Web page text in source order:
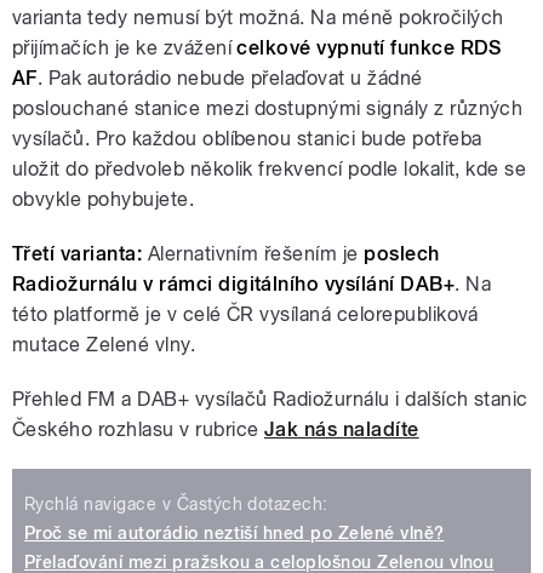
varianta tedy nemusí být možná. Na méně pokročilých
přijímačích je ke zváženícelkové vypnutí funkce RDS
AF. Pak autorádio nebude přelaďovat u žádné
poslouchané stanice mezi dostupnými signály z různých
vysílačů. Pro každou oblíbenou stanici bude potřeba
uložit do předvoleb několik frekvencí podle lokalit, kde se
obvykle pohybujete.
Třetí varianta: Alernativním řešením je poslech
Radiožurnálu v rámci digitálního vysílání DAB+. Na
této platformě je v celé ČR vysílaná celorepubliková
mutace Zelené vlny.
Přehled FM a DAB+ vysílačů Radiožurnálu i dalších stanic
Českého rozhlasu v rubrice Jak nás naladíte
Rychlá navigace v Častých dotazech:
Proč se mi autorádio neztiší hned po Zelené vlně?
Přelaďování mezi pražskou a celoplošnou Zelenou vlnou